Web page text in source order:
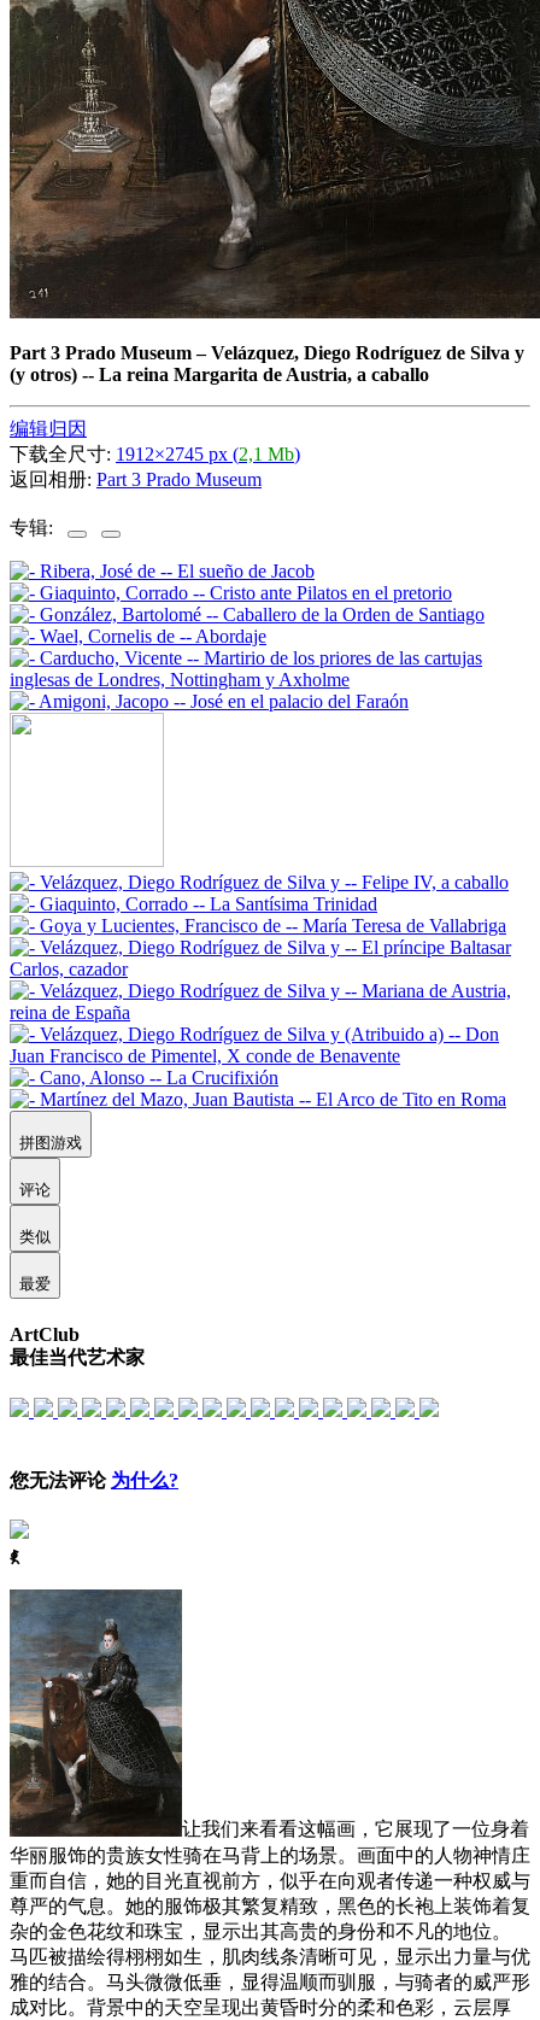
Part 3 Prado Museum–Velázquez, Diego Rodríguez de Silva y
(y otros) -- La reina Margarita de Austria, a caballo
编辑归因
下载全尺寸: 1912×2745 px (2,1 Mb)
返回相册: Part 3 Prado Museum
专辑:
拼图游戏
评论
类似
最爱
ArtClub
最佳当代艺术家
您无法评论 为什么?
ꈅ
让我们来看看这幅画，它展现了一位身着
华丽服饰的贵族女性骑在马背上的场景。画面中的人物神情庄
重而自信，她的目光直视前方，似乎在向观者传递一种权威与
尊严的气息。她的服饰极其繁复精致，黑色的长袍上装饰着复
杂的金色花纹和珠宝，显示出其高贵的身份和不凡的地位。
马匹被描绘得栩栩如生，肌肉线条清晰可见，显示出力量与优
雅的结合。马头微微低垂，显得温顺而驯服，与骑者的威严形
成对比。背景中的天空呈现出黄昏时分的柔和色彩，云层厚